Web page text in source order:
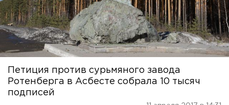
Петиция против сурьмяного завода
Ротенберга в Асбесте собрала 10 тысяч
подписей